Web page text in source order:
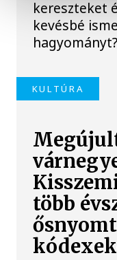
kereszteket
kevésbé
hagyományt?
KULTÚRA
több